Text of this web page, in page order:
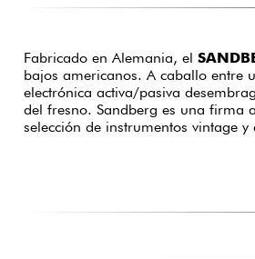
Fabricado en Alemania, el
bajos americanos. A caballo entre
electrónica activa/pasiva
del fresno. Sandberg es una firma
selección de instrumentos vintage y